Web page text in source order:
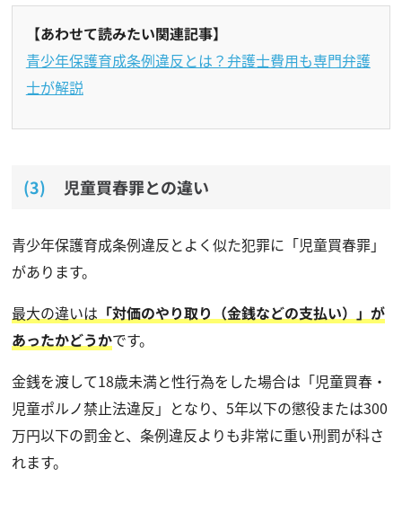
【あわせて読みたい関連記事】
青少年保護育成条例違反とは？弁護士費用も専門弁護
士が解説
児童買春罪との違い
青少年保護育成条例違反とよく似た犯罪に「児童買春罪」
があります。
最大の違いは 「対価のやり取り（金銭などの支払い）」が
あったかどうかです。
金銭を渡して18歳未満と性行為をした場合は「児童買春・
児童ポルノ禁止法違反」となり、5年以下の懲役または300
万円以下の罰金と、条例違反よりも非常に重い刑罰が科さ
れます。